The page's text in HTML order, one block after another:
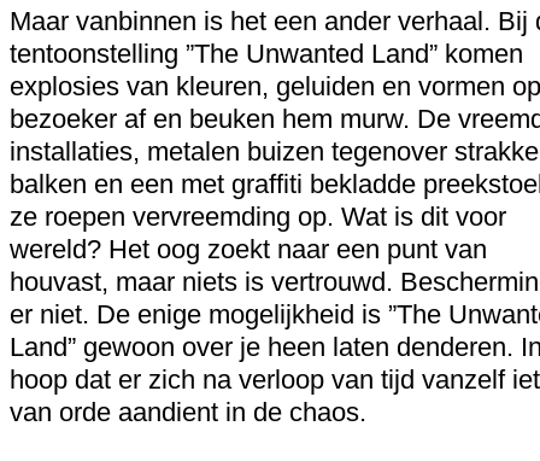
Maar vanbinnen is het een ander verhaal. Bij
tentoonstelling ”The Unwanted Land” komen
explosies van kleuren, geluiden en vormen
bezoeker af en beuken hem murw. De
installaties, metalen buizen tegenover strakke
balken en een met graffiti bekladde
ze roepen vervreemding op. Wat is dit voor
wereld? Het oog zoekt naar een punt van
houvast, maar niets is vertrouwd.
er niet. De enige mogelijkheid is ”The
Land” gewoon over je heen laten denderen.
hoop dat er zich na verloop van tijd vanzelf
van orde aandient in de chaos.